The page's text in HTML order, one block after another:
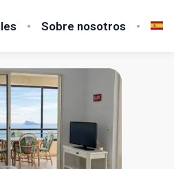
Sobre nosotros